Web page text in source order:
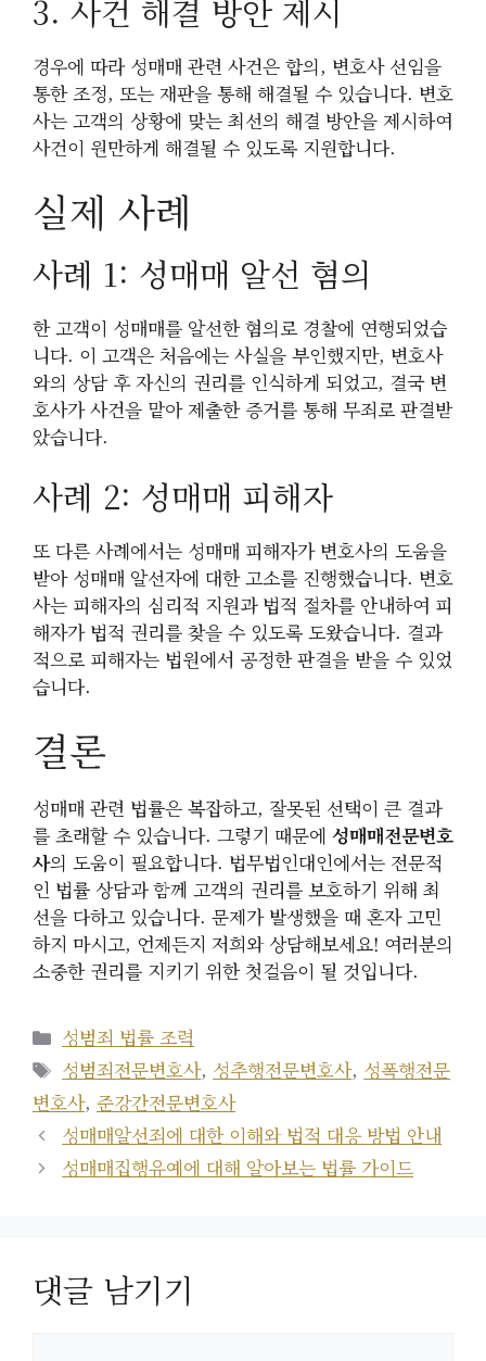
3. 사건 해결 방안 제시
경우에 따라 성매매 관련 사건은 합의, 변호사 선임을
통한 조정, 또는 재판을 통해 해결될 수 있습니다. 변호
사는 고객의 상황에 맞는 최선의 해결 방안을 제시하여
사건이 원만하게 해결될 수 있도록 지원합니다.
실제 사례
사례 1: 성매매 알선 혐의
한 고객이 성매매를 알선한 혐의로 경찰에 연행되었습
니다. 이 고객은 처음에는 사실을 부인했지만, 변호사
와의 상담 후 자신의 권리를 인식하게 되었고, 결국 변
호사가 사건을 맡아 제출한 증거를 통해 무죄로 판결받
았습니다.
사례 2: 성매매 피해자
또 다른 사례에서는 성매매 피해자가 변호사의 도움을
받아 성매매 알선자에 대한 고소를 진행했습니다. 변호
사는 피해자의 심리적 지원과 법적 절차를 안내하여 피
해자가 법적 권리를 찾을 수 있도록 도왔습니다. 결과
적으로 피해자는 법원에서 공정한 판결을 받을 수 있었
습니다.
결론
성매매 관련 법률은 복잡하고, 잘못된 선택이 큰 결과
를 초래할 수 있습니다. 그렇기 때문에 성매매전문변호
사의 도움이 필요합니다. 법무법인대인에서는 전문적
인 법률 상담과 함께 고객의 권리를 보호하기 위해 최
선을 다하고 있습니다. 문제가 발생했을 때 혼자 고민
하지 마시고, 언제든지 저희와 상담해보세요! 여러분의
소중한 권리를 지키기 위한 첫걸음이 될 것입니다.
카
테
고
리
성범죄 법률 조력
태
그
성범죄전문변호사, 성추행전문변호사, 성폭행전문
변호사, 준강간전문변호사
성매매알선죄에 대한 이해와 법적 대응 방법 안내
성매매집행유예에 대해 알아보는 법률 가이드
댓글 남기기